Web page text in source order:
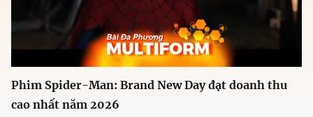
Phim Spider-Man: Brand New Day đạt doanh thu
cao nhất năm 2026